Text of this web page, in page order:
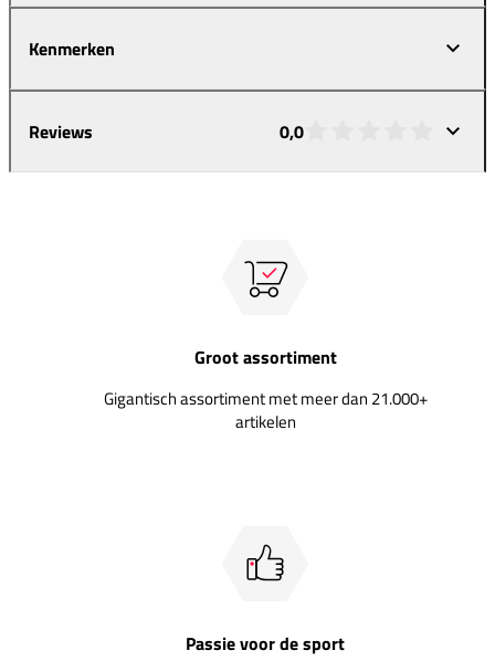
Kenmerken
Reviews 0,0
Groot assortiment
Gigantisch assortiment met meer dan 21.000+
artikelen
Passie voor de sport